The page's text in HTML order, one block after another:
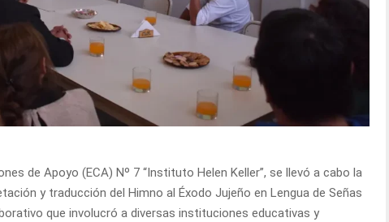
de Apoyo (ECA) Nº 7 “Instituto Helen Keller”, se llevó a cabo la
y traducción del Himno al Éxodo Jujeño en Lengua de Señas
que involucró a diversas instituciones educativas y